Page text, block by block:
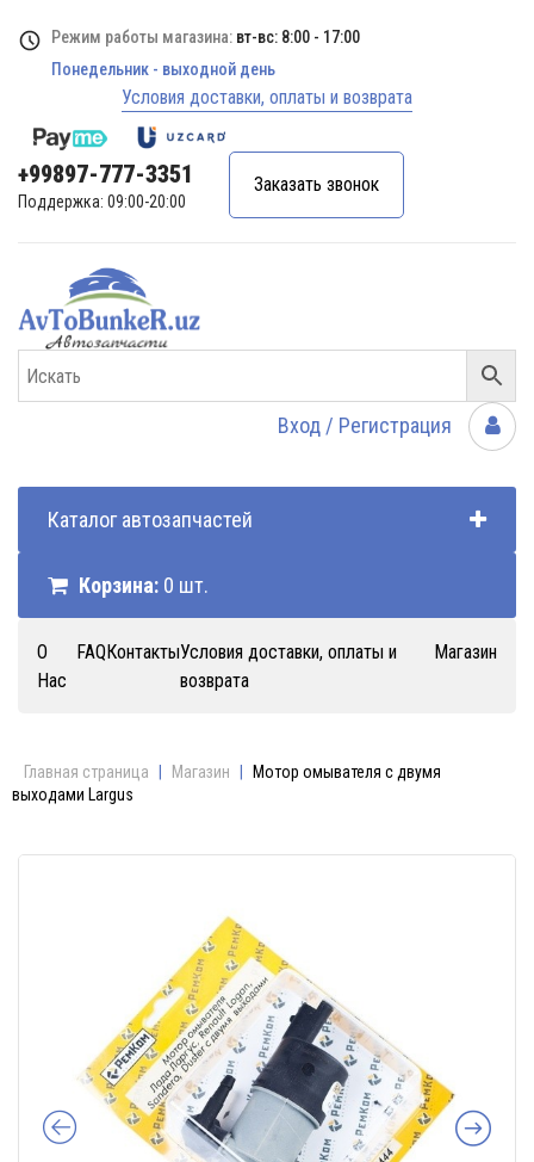
Режим работы магазина: вт-вс: 8:00 - 17:00
Понедельник - выходной день
Условия доставки, оплаты и возврата
+99897-777-3351
Поддержка: 09:00-20:00
Заказать звонок
Вход / Регистрация
Каталог автозапчастей
Корзина: 0 шт.
О
Нас
FAQКонтактыУсловия доставки, оплаты и
возврата
Магазин
Главная страница Магазин
Мотор омывателя с двумя
выходами Largus